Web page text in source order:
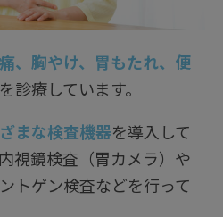
、胸やけ、胃もたれ、便
診療しています。
まな検査機器を導入して
視鏡検査（胃カメラ）や
トゲン検査などを行って